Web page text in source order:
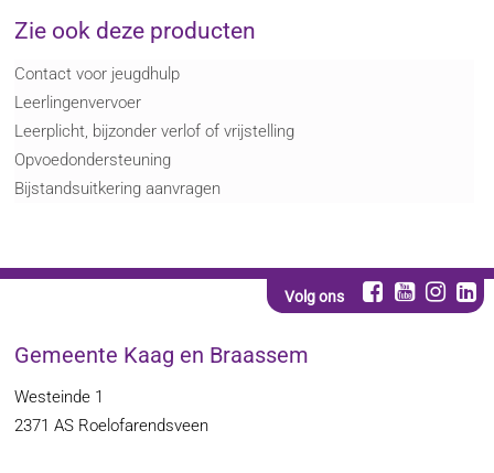
Zie ook deze producten
Contact voor jeugdhulp
Leerlingenvervoer
Leerplicht, bijzonder verlof of vrijstelling
Opvoedondersteuning
Bijstandsuitkering aanvragen
Volg ons
Gemeente Kaag en Braassem
Westeinde 1
2371 AS Roelofarendsveen